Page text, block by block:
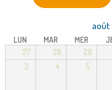
août
LUN MAR MER
27
28 29
3
4 5